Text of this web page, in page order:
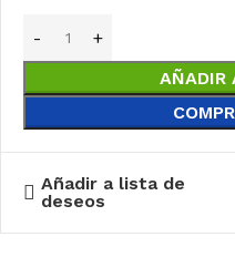
AÑADIR
Añadir a lista de
deseos